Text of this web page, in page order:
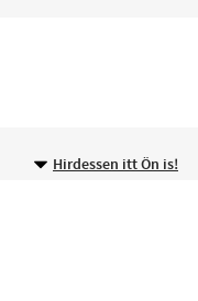
Hirdessen itt Ön is!